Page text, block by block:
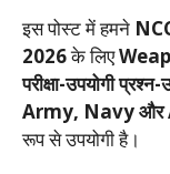
इस पोस्ट में हमने
2026के लिए
परीक्षा-उपयोगी प्रश्न-
Army, Navy और
रूप से उपयोगी है।